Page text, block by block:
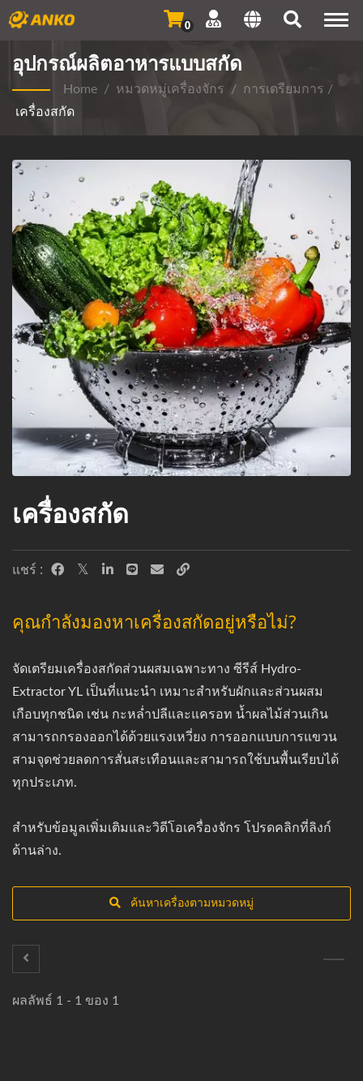
0
อุปกรณ์ผลิตอาหารแบบสกัด
Home / หมวดหมู่เครื่องจักร / การเตรียมการ /
เครื่องสกัด
เครื่องสกัด
แชร์ :
คุณกำลังมองหาเครื่องสกัดอยู่หรือไม่?
จัดเตรียมเครื่องสกัดส่วนผสมเฉพาะทาง ซีรีส์ Hydro-
Extractor YL เป็นที่แนะนำ เหมาะสำหรับผักและส่วนผสม
เกือบทุกชนิด เช่น กะหล่ำปลีและแครอท น้ำผลไม้ส่วนเกิน
สามารถกรองออกได้ด้วยแรงเหวี่ยง การออกแบบการแขวน
สามจุดช่วยลดการสั่นสะเทือนและสามารถใช้บนพื้นเรียบได้
ทุกประเภท.
สำหรับข้อมูลเพิ่มเติมและวิดีโอเครื่องจักร โปรดคลิกที่ลิงก์
ด้านล่าง.
ค้นหาเครื่องตามหมวดหมู่
ผลลัพธ์ 1 - 1 ของ 1